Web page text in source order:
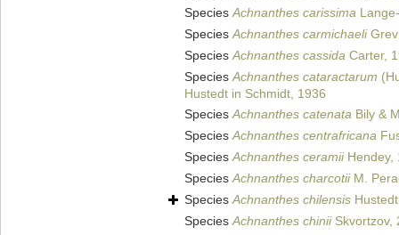
SpeciesAchnanthes carissima
SpeciesAchnanthes carmichaeli
SpeciesAchnanthes cassida Carter,
SpeciesAchnanthes cataractarum
Hustedt in Schmidt, 1936
SpeciesAchnanthes catenata Bily &
SpeciesAchnanthes centrafricana
SpeciesAchnanthes ceramiiHendey,
SpeciesAchnanthes charcotiiM.
SpeciesAchnanthes chilensis
SpeciesAchnanthes chiniiSkvortzov,